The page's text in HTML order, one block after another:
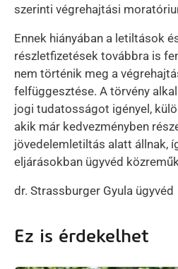
szerinti végrehajtási
Ennek hiányában a letiltások
részletfizetések továbbra is
nem történik meg a
felfüggesztése. A törvény
jogi tudatosságot igényel,
akik már kedvezményben
jövedelemletiltás alatt állnak,
eljárásokban ügyvéd
dr. Strassburger Gyula ügyvéd
Ez is érdekelhet